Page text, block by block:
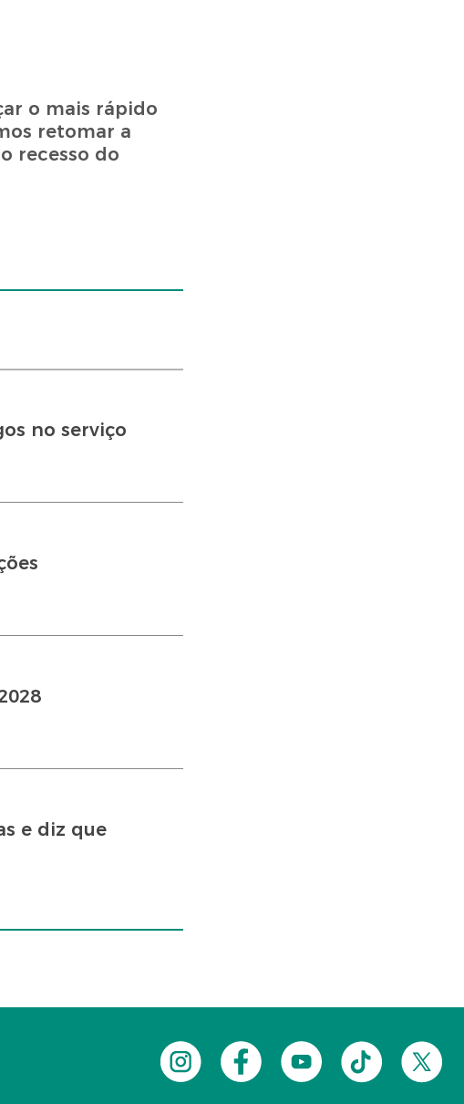
o mais rápido
retomar a
recesso do
no serviço
e diz que